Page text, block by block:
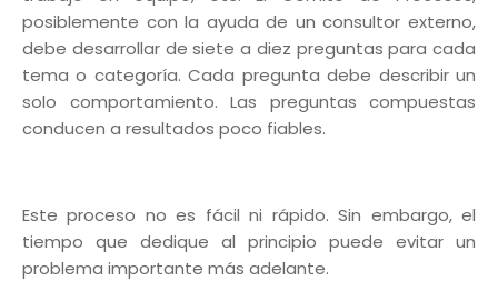
posiblemente con la ayuda de un consultor externo,
debe desarrollar de siete a diez preguntas para cada
tema o categoría. Cada pregunta debe describir un
solo comportamiento. Las preguntas compuestas
conducen a resultados poco fiables.
Este proceso no es fácil ni rápido. Sin embargo, el
tiempo que dedique al principio puede evitar un
problema importante más adelante.